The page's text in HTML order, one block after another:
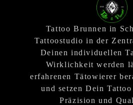
Tattoo Brunnen in
Tattoostudio in der
Deinen individuellen
Wirklichkeit werden
erfahrenen Tätowierer
und setzen Dein
Präzision und